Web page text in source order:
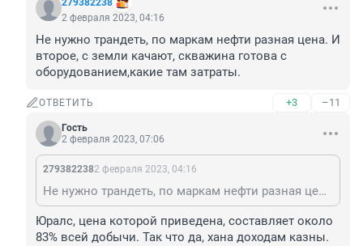
279382238
2 февраля 2023, 04:16
Не нужно трандеть, по маркам нефти разная цена. И
второе, с земли качают, скважина готова с
оборудованием,какие там затраты.
ОТВЕТИТЬ +3 –11
Гость
2 февраля 2023, 07:06
2793822382 февраля 2023, 04:16
Не нужно трандеть, по маркам нефти разная цена. И второе, с земли качают, скважина готова с оборудованием,какие там затраты.
Юралс, цена которой приведена, составляет около
83% всей добычи. Так что да, хана доходам казны.